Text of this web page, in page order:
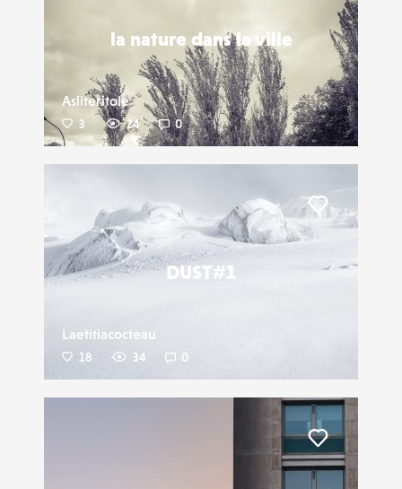
la nature dans la ville
Asliteritole
3 24 0
DUST#1
Laetitiacocteau
18 34 0
Liker